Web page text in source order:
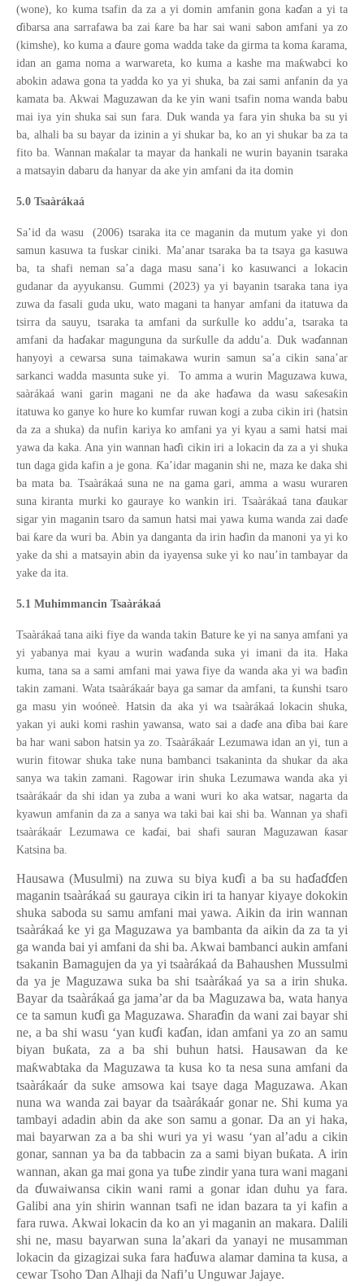
(wone), ko kuma tsafin da za a yi domin amfanin gona kaɗan a yi ta
ɗibarsa ana sarrafawa ba zaiƙare ba har sai wani sabon amfani ya zo
(kimshe), ko kuma aɗaure goma wadda take da girma ta komaƙarama,
idan an gama noma a warwareta, ko kuma a kashe ma maƙwabci ko
abokin adawa gona ta yadda ko ya yi shuka, ba zai sami anfanin da ya
kamata ba. Akwai Maguzawan da ke yin wani tsafin noma wanda babu
mai iya yin shuka sai sun fara. Duk wanda ya fara yin shuka ba su yi
ba, alhali ba su bayar da izinin a yi shukar ba, ko an yi shukar ba za ta
fito ba. Wannan maƙalar ta mayar da hankali ne wurin bayanin tsaraka
a matsayin dabaru da hanyar da ake yin amfani da ita domin
5.0 Tsaàrákaá
Sa’id da wasu (2006) tsaraka ita ce maganin da mutum yake yi don
samun kasuwa ta fuskar ciniki. Ma’anar tsaraka ba ta tsaya ga kasuwa
ba, ta shafi neman sa’a daga masu sana’i ko kasuwanci a lokacin
gudanar da ayyukansu. Gummi (2023) ya yi bayanin tsaraka tana iya
zuwa da fasali guda uku, wato magani ta hanyar amfani da itatuwa da
tsirra da sauyu, tsaraka ta amfani da surƙulle ko addu’a, tsaraka ta
amfani da haɗakar magunguna da surƙulle da addu’a. Duk waɗannan
hanyoyi a cewarsa suna taimakawa wurin samun sa’a cikin sana’ar
sarkanci wadda masunta suke yi. To amma a wurin Maguzawa kuwa,
saàrákaá wani garin magani ne da ake haɗawa da wasu saƙesaƙin
itatuwa ko ganye ko hure ko kumfar ruwan kogi a zuba cikin iri (hatsin
da za a shuka) da nufin kariya ko amfani ya yi kyau a sami hatsi mai
yawa da kaka. Ana yin wannan haɗi cikin iri a lokacin da za a yi shuka
tun daga gida kafin a je gona. Ƙa’idar maganin shi ne, maza ke daka shi
ba mata ba. Tsaàrákaá suna ne na gama gari, amma a wasu wuraren
suna kiranta murki ko gauraye ko wankin iri. Tsaàrákaá tana ɗaukar
sigar yin maganin tsaro da samun hatsi mai yawa kuma wanda zai daɗe
baiƙare da wuri ba. Abin ya danganta da irin haɗin da manoni ya yi ko
yake da shi a matsayin abin da iyayensa suke yi ko nau’in tambayar da
yake da ita.
5.1 Muhimmancin Tsaàrákaá
Tsaàrákaá tana aiki fiye da wanda takin Bature ke yi na sanya amfaniya
yi yabanya mai kyaua wurin waɗanda suka yi imani da ita. Haka
kuma, tana sa a sami amfani mai yawa fiye da wanda aka yi wa baɗin
takin zamani. Wata tsaàrákaár baya ga samar da amfani, taƙunshi tsaro
ga masu yin woóneè. Hatsin da aka yi wa tsaàrákaá lokacin shuka,
yakan yi auki komi rashin yawansa, wato sai a daɗe ana ɗiba baiƙare
ba har wani sabon hatsin ya zo. Tsaàrákaár Lezumawa idan an yi, tun a
wurin fitowar shuka take nuna bambanci tsakaninta da shukar da aka
sanya wa takin zamani. Ragowar irin shuka Lezumawa wanda aka yi
tsaàrákaár da shi idan ya zuba a wani wuri ko aka watsar, nagarta da
kyawun amfanin da za a sanya wa taki bai kai shi ba. Wannan ya shafi
tsaàrákaár Lezumawa ce kaɗai, bai shafi sauran Maguzawan ƙasar
Katsina ba.
Hausawa (Musulmi) na zuwa su biya kuɗi a ba su haɗaɗɗen
maganin tsaàrákaá su gauraya cikin iri ta hanyar kiyaye dokokin
shuka saboda su samu amfani mai yawa. Aikin da irin wannan
tsaàrákaá ke yi ga Maguzawa ya bambanta da aikin da za ta yi
ga wanda bai yi amfani da shi ba. Akwai bambanci aukin amfani
tsakanin Bamagujen da ya yi tsaàrákaá da Bahaushen Mussulmi
da ya je Maguzawa suka ba shi tsaàrákaá ya sa a irin shuka.
Bayar da tsaàrákaá ga jama’ar da ba Maguzawa ba, wata hanya
ce ta samun kuɗi ga Maguzawa. Sharaɗin da wani zai bayar shi
ne, a ba shi wasu ‘yan kuɗi kaɗan, idan amfani ya zo an samu
biyan buƙata, za a ba shi buhun hatsi. Hausawan da ke
maƙwabtaka da Maguzawa ta kusa ko ta nesa suna amfani da
tsaàrákaár da suke amsowa kai tsaye daga Maguzawa. Akan
nuna wa wanda zai bayar da tsaàrákaár gonar ne. Shi kuma ya
tambayi adadin abin da ake son samu a gonar. Da an yi haka,
mai bayarwan za a ba shi wuri ya yi wasu ‘yan al’adu a cikin
gonar, sannan ya ba da tabbacin za a sami biyan buƙata. A irin
wannan, akan ga mai gona ya tuɓe zindir yana tura wani magani
da ɗuwaiwansa cikin wani rami a gonar idan duhu ya fara.
Galibi ana yin shirin wannan tsafi ne idan bazara ta yi kafin a
fara ruwa. Akwai lokacin da ko an yi maganin an makara. Dalili
shi ne, masu bayarwan suna la’akari da yanayi ne musamman
lokacin da gizagizai suka fara haɗuwa alamar damina ta kusa, a
cewar Tsoho Ɗan Alhaji da Nafi’u Unguwar Jajaye.